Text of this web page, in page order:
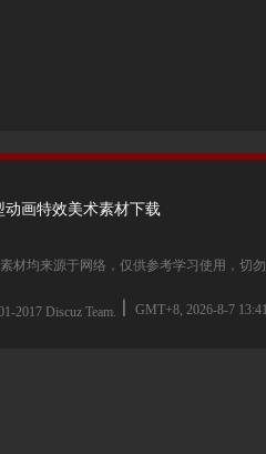
动画特效美术素材下载
材均来源于网络，仅供参考学习使用，切
2017 Discuz Team. GMT+8, 2026-8-7